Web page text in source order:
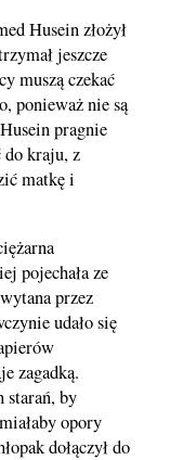
Husein złożył
jeszcze
muszą czekać
ponieważ nie są
pragnie
do kraju, z
matkę i
pojechała ze
przez
udało się
zagadką.
starań, by
opory
dołączył do